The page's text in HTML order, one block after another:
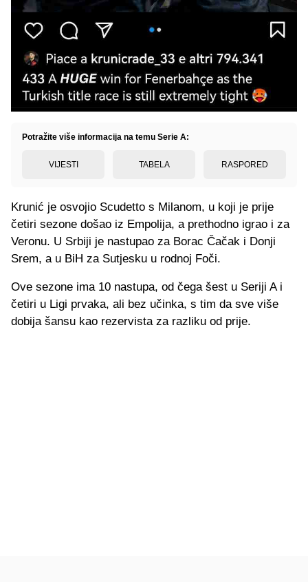
Potražite više informacija na temu Serie A:
VIJESTI TABELA RASPORED
Krunić je osvojio Scudetto s Milanom, u koji je prije
četiri sezone došao iz Empolija, a prethodno igrao i za
Veronu. U Srbiji je nastupao za Borac Čačak i Donji
Srem, a u BiH za Sutjesku u rodnoj Foči.
Ove sezone ima 10 nastupa, od čega šest u Seriji A i
četiri u Ligi prvaka, ali bez učinka, s tim da sve više
dobija šansu kao rezervista za razliku od prije.